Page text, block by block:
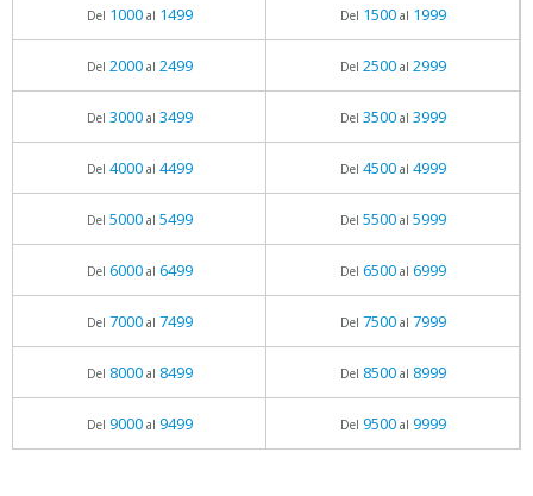
Del 1000al 1499 Del 1500al 1999
Del 2000al 2499 Del 2500al 2999
Del 3000al 3499 Del 3500al 3999
Del 4000al 4499 Del 4500al 4999
Del 5000al 5499 Del 5500al 5999
Del 6000al 6499 Del 6500al 6999
Del 7000al 7499 Del 7500al 7999
Del 8000al 8499 Del 8500al 8999
Del 9000al 9499 Del 9500al 9999